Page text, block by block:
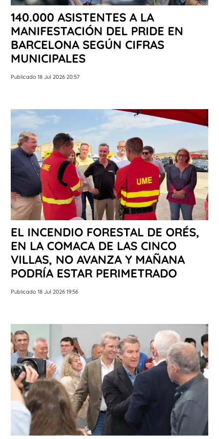
140.000 ASISTENTES A LA
MANIFESTACIÓN DEL PRIDE EN
BARCELONA SEGÚN CIFRAS
MUNICIPALES
Publicado 18 Jul 2026 20:57
EL INCENDIO FORESTAL DE ORÉS,
EN LA COMACA DE LAS CINCO
VILLAS, NO AVANZA Y MAÑANA
PODRÍA ESTAR PERIMETRADO
Publicado 18 Jul 2026 19:56